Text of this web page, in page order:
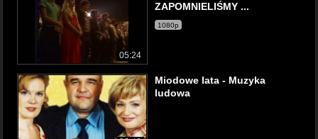
05:24
ZAPOMNIELIŚMY ...
1080p
Miodowe lata - Muzyka
ludowa